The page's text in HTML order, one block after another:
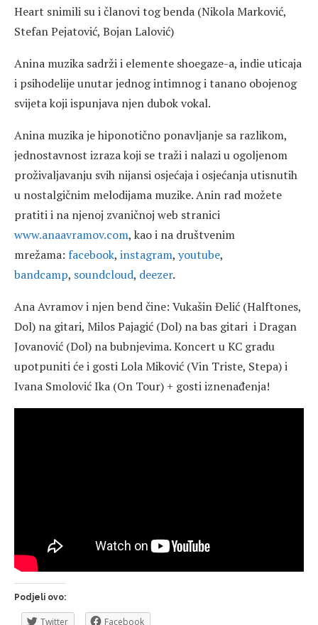
Heart snimili su i članovi tog benda (Nikola Marković,
Stefan Pejatović, Bojan Lalović)
Anina muzika sadrži i elemente shoegaze-a, indie uticaja
i psihodelije unutar jednog intimnog i tanano obojenog
svijeta koji ispunjava njen dubok vokal.
Anina muzika je hiponotično ponavljanje sa razlikom,
jednostavnost izraza koji se traži i nalazi u ogoljenom
proživaljavanju svih nijansi osjećaja i osjećanja utisnutih
u nostalgičnim melodijama muzike. Anin rad možete
pratiti i na njenoj zvaničnoj web stranici
www.anaavramov.com, kao i na društvenim
mrežama: facebook, instagram, youtube,
bandcamp, soundcloud, deezer.
Ana Avramov i njen bend čine: Vukašin Đelić (Halftones,
Dol) na gitari, Milos Pajagić (Dol) na bas gitari i Dragan
Jovanović (Dol) na bubnjevima. Koncert u KC gradu
upotpuniti će i gosti Lola Miković (Vin Triste, Stepa) i
Ivana Smolović Ika (On Tour) + gosti iznenađenja!
Podjeli ovo:
Twitter Facebook